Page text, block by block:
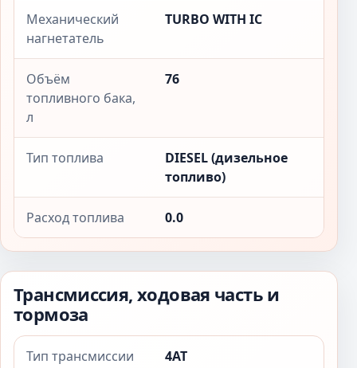
Механический
нагнетатель
TURBO WITH IC
Объём
топливного бака,
л
76
Тип топлива
DIESEL (дизельное
топливо)
Расход топлива 0.0
Трансмиссия, ходовая часть и
тормоза
Тип трансмиссии 4AT